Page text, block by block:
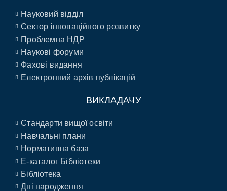
Науковий відділ
Сектор інноваційного розвитку
Проблемна НДР
Наукові форуми
Фахові видання
Електронний архів публікацій
ВИКЛАДАЧУ
Стандарти вищої освіти
Навчальні плани
Нормативна база
E-каталог Бібліотеки
Бібліотека
Дні народження